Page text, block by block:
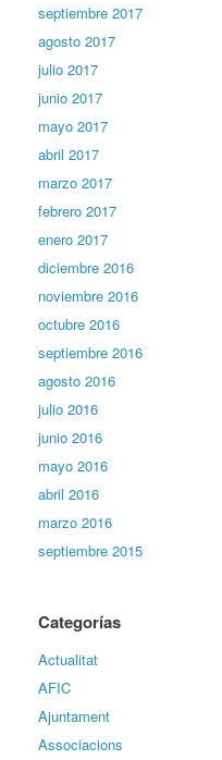
septiembre 2017
agosto 2017
julio 2017
junio 2017
mayo 2017
abril 2017
marzo 2017
febrero 2017
enero 2017
diciembre 2016
noviembre 2016
octubre 2016
septiembre 2016
agosto 2016
julio 2016
junio 2016
mayo 2016
abril 2016
marzo 2016
septiembre 2015
Categorías
Actualitat
AFIC
Ajuntament
Associacions